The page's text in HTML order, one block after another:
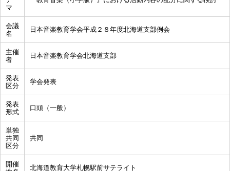
マ
会議
名
日本音楽教育学会平成２８年度北海道支部例会
主催
者
日本音楽教育学会北海道支部
発表
区分
学会発表
発表
形式
口頭（一般）
単独
共同
区分
共同
開催
北海道教育大学札幌駅前サテライト